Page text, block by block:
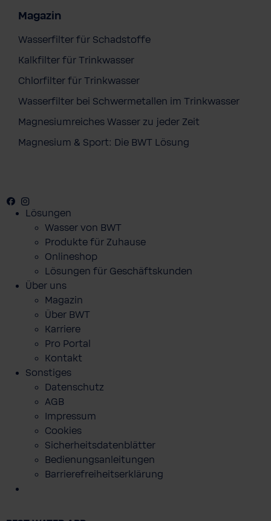
Magazin
Wasserfilter für Schadstoffe
Kalkfilter für Trinkwasser
Chlorfilter für Trinkwasser
Wasserfilter bei Schwermetallen im Trinkwasser
Magnesiumreiches Wasser zu jeder Zeit
Magnesium & Sport: Die BWT Lösung
Facebook
Youtube
Lösungen
Wasser von BWT
Produkte für Zuhause
Onlineshop
Lösungen für Geschäftskunden
Über uns
Magazin
Über BWT
Karriere
Pro Portal
Kontakt
Sonstiges
Datenschutz
AGB
Impressum
Cookies
Sicherheitsdatenblätter
Bedienungsanleitungen
Barrierefreiheitserklärung